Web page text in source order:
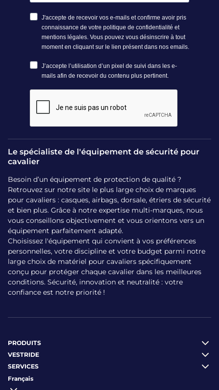
Le spécialiste de l'équipement de sécurité pour
cavalier
Besoin d’un équipement de protection de qualité ?
Retrouvez sur notre site le plus large choix de marques
pour cavaliers : casques, airbags, dorsale, étriers de sécurité
et bien plus. Grâce à notre expertise multi-marques, nous
vous conseillons objectivement et vous orientons vers un
équipement parfaitement adapté.
Choisissez l'équipement qui convient à vos préférences
personnelles, votre discipline et votre budget parmi notre
large choix de matériel pour cavaliers spécifiquement
conçu pour protéger chaque cavalier dans les meilleures
conditions. Sécurité, innovation et neutralité : votre
confiance est notre priorité !
PRODUITS
VESTRIDE
SERVICES
Français